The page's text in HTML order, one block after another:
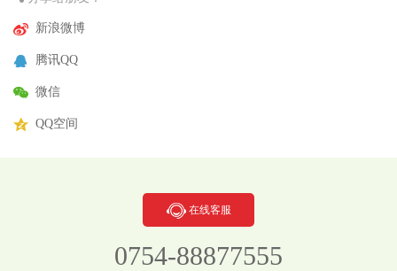
新浪微博
腾讯QQ
微信
QQ空间
在线客服
0754-88877555